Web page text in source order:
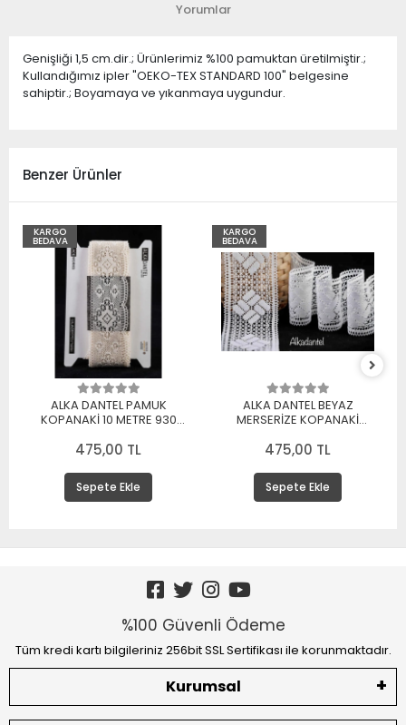
Yorumlar
Genişliği 1,5 cm.dir.; Ürünlerimiz %100 pamuktan üretilmiştir.;
Kullandığımız ipler "OEKO-TEX STANDARD 100" belgesine
sahiptir.; Boyamaya ve yıkanmaya uygundur.
Benzer Ürünler
KARGO
BEDAVA
ALKA DANTEL PAMUK
KOPANAKİ 10 METRE 930
475,00 TL
Sepete Ekle
KARGO
BEDAVA
ALKA DANTEL BEYAZ
MERSERİZE KOPANAKİ
475,00 TL
Sepete Ekle
%100 Güvenli Ödeme
Tüm kredi kartı bilgileriniz 256bit SSL Sertifikası ile korunmaktadır.
Kurumsal